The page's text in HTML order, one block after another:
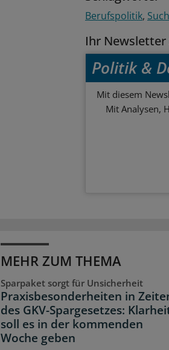
Berufspolitik
Ihr Newsletter
Politik &
Mit diesem
Mit Analysen,
MEHR ZUM THEMA
Sparpaket sorgt für Unsicherheit
Praxisbesonderheiten in
des GKV-Spargesetzes:
soll es in der kommenden
Woche geben